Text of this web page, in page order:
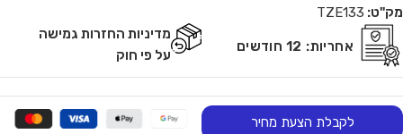
מק"ט: TZE133
אחריות: 12 חודשים
מדיניות החזרות גמישה
על פי חוק
לקבלת הצעת מחיר